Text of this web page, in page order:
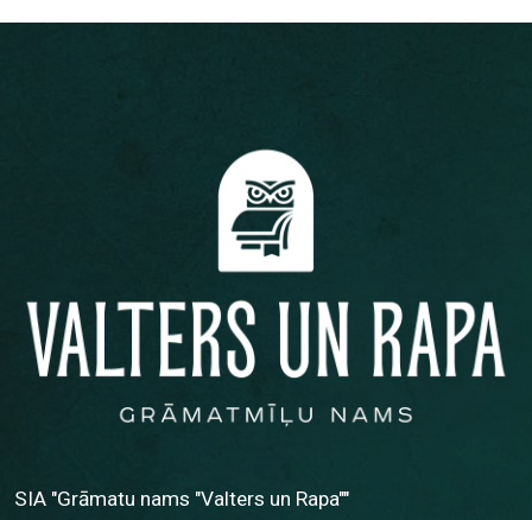
SIA "Grāmatu nams "Valters un Rapa""